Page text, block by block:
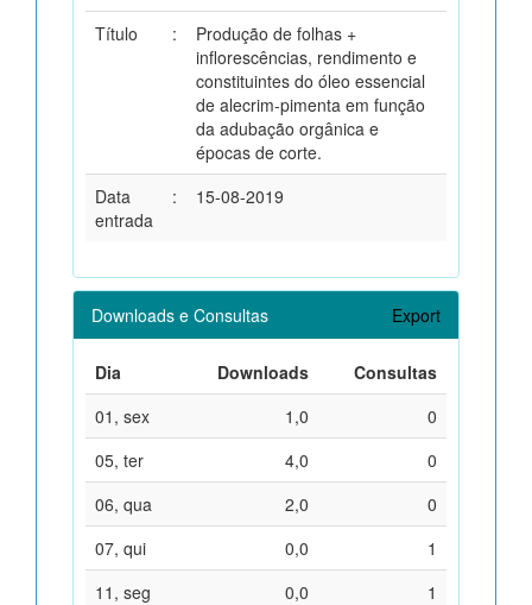
Título :
Produção de folhas +
inflorescências, rendimento e
constituintes do óleo essencial
de alecrim-pimenta em função
da adubação orgânica e
épocas de corte.
Data
entrada
: 15-08-2019
Downloads e Consultas Export
Dia Downloads
Consultas
01, sex
1,0
0
05, ter
4,0
0
06, qua
2,0
0
07, qui
0,0
1
11, seg
0,0
1